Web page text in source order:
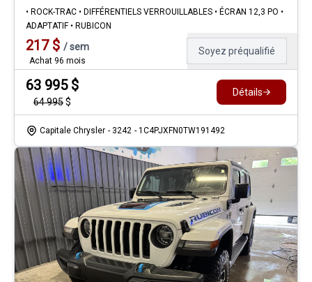
• ROCK-TRAC • DIFFÉRENTIELS VERROUILLABLES • ÉCRAN 12,3 PO •
ADAPTATIF • RUBICON
217$ /sem
Achat 96 mois
Soyez préqualifié
63 995$
64 995$
Détails
Capitale Chrysler - 3242 - 1C4PJXFN0TW191492